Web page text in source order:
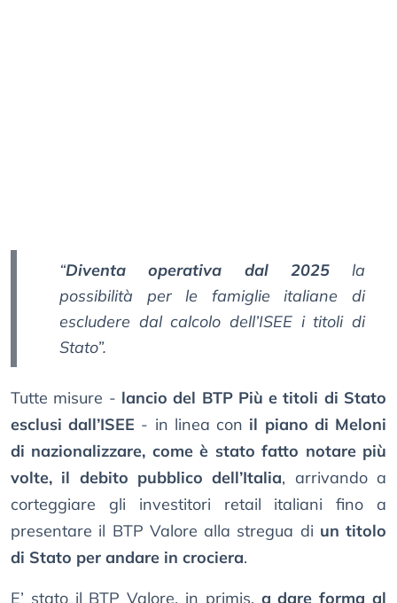
“Diventa operativa dal 2025la
possibilità per le famiglie italiane di
escludere dal calcolo dell’ISEE i titoli di
Stato”.
Tutte misure - lancio del BTP Più e titoli di Stato
esclusi dall’ISEE - in linea con il piano di Meloni
di nazionalizzare, come è stato fatto notare più
volte, il debito pubblico dell’Italia, arrivando a
corteggiare gli investitori retail italiani fino a
presentare il BTP Valore alla stregua di un titolo
di Stato per andare in crociera.
E’ stato il BTP Valore, in primis, a dare forma al